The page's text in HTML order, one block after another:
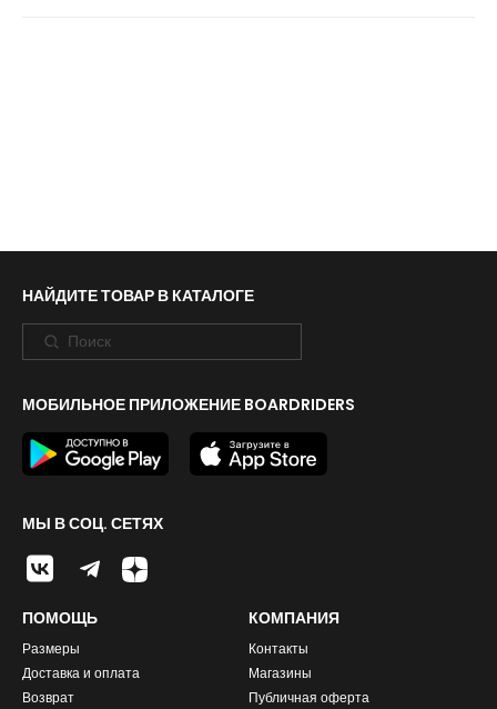
НАЙДИТЕ ТОВАР В КАТАЛОГЕ
МОБИЛЬНОЕ ПРИЛОЖЕНИЕ BOARDRIDERS
МЫ В СОЦ. СЕТЯХ
ПОМОЩЬ
Размеры
Доставка и оплата
Возврат
КОМПАНИЯ
Контакты
Магазины
Публичная оферта